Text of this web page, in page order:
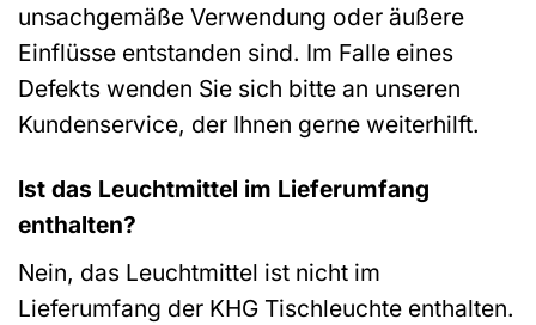
unsachgemäße Verwendung oder äußere
Einflüsse entstanden sind. Im Falle eines
Defekts wenden Sie sich bitte an unseren
Kundenservice, der Ihnen gerne weiterhilft.
Ist das Leuchtmittel im Lieferumfang
enthalten?
Nein, das Leuchtmittel ist nicht im
Lieferumfang der KHG Tischleuchte enthalten.